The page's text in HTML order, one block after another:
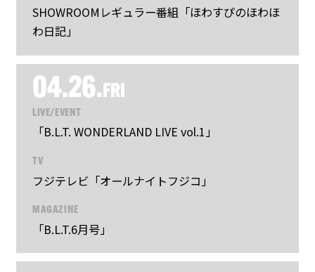
SHOWROOMレギュラー番組「ほわすぴのほわほ
わ日記」
04.26.FRI
LIVE/EVENT
「B.L.T. WONDERLAND LIVE vol.1」
TV
フジテレビ「オールナイトフジコ」
MAGAZINE
「B.L.T.6月号」